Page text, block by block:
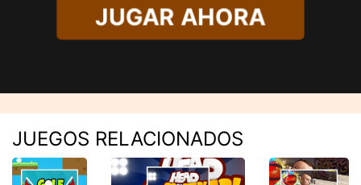
JUGAR AHORA
JUEGOS RELACIONADOS